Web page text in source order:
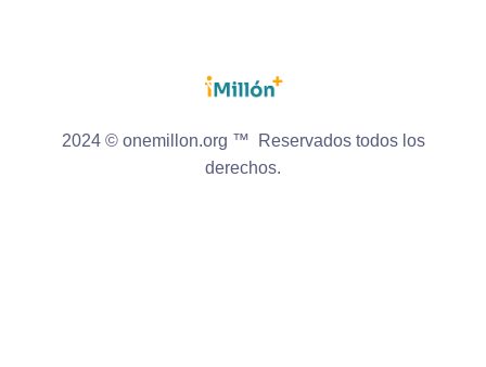
2024 © onemillon.org ™ Reservados todos los
derechos.